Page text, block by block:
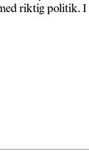
riktig politik. I